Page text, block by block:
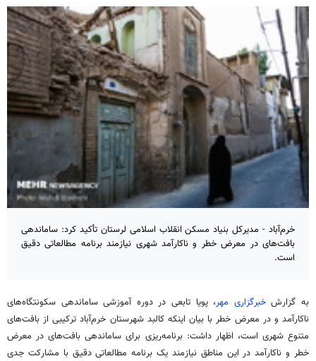
خرم‌آباد - مدیرکل بنیاد مسکن انقلاب اسلامی لرستان تأکید کرد: ساماندهی
بافت‌های در معرض خطر و ناکارآمد شهری نیازمند برنامه مطالعاتی دقیق
است.
به گزارشخبرگزاری مهر، پویا تابعی در دوره آموزشی ساماندهی سکونتگاه‌های
ناکارآمد و در معرض خطر با بیان اینکه کالبد شهرستان خرم‌آباد ترکیبی از بافت‌های
متنوع شهری است، اظهار داشت: برنامه‌ریزی برای ساماندهی بافت‌های در معرض
خطر و ناکارآمد در این مناطق نیازمند یک برنامه مطالعاتی دقیق با مشارکت جدی